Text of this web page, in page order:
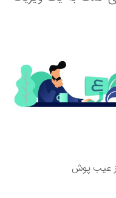
پوش